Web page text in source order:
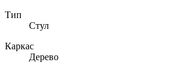
Тип
Стул
Каркас
Дерево